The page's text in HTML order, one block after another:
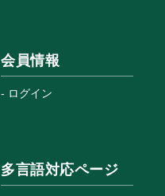
会員情報
ログイン
多言語対応ページ